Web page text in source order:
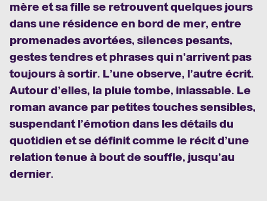
mère et sa fille se retrouvent quelques jours
dans une résidence en bord de mer, entre
promenades avortées, silences pesants,
gestes tendres et phrases qui n’arrivent pas
toujours à sortir. L’une observe, l’autre écrit.
Autour d’elles, la pluie tombe, inlassable. Le
roman avance par petites touches sensibles,
suspendant l’émotion dans les détails du
quotidien et se définit comme le récit d’une
relation tenue à bout de souffle, jusqu’au
dernier.